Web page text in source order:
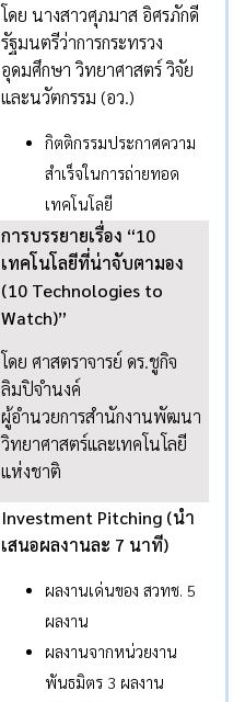
โดย นางสาวศุภมาส อิศรภักดี
รัฐมนตรีว่าการกระทรวง
อุดมศึกษา วิทยาศาสตร์ วิจัย
และนวัตกรรม (อว.)
กิตติกรรมประกาศความ
สำเร็จในการถ่ายทอด
เทคโนโลยี
การบรรยายเรื่อง “10
เทคโนโลยีที่น่าจับตามอง
(10 Technologies to
Watch)”
โดย ศาสตราจารย์ ดร.ชูกิจ
ลิมปิจำนงค์
ผู้อำนวยการสำนักงานพัฒนา
วิทยาศาสตร์และเทคโนโลยี
แห่งชาติ
Investment Pitching (นำ
เสนอผลงานละ 7 นาที)
ผลงานเด่นของ สวทช. 5
ผลงาน
ผลงานจากหน่วยงาน
พันธมิตร 3 ผลงาน